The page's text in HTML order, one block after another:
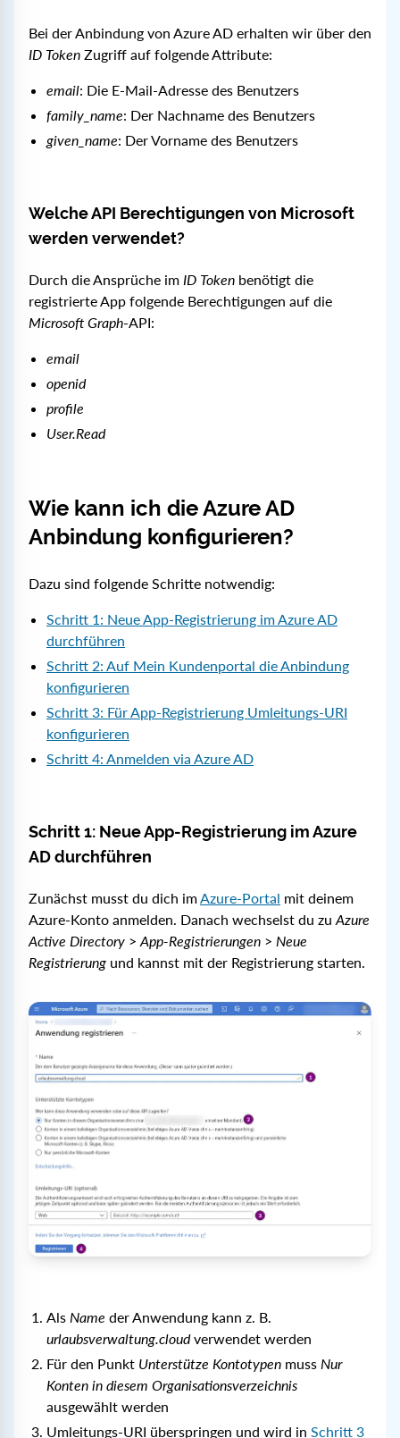
Bei der Anbindung von Azure AD erhalten wir über den
ID Token Zugriff auf folgende Attribute:
email: Die E-Mail-Adresse des Benutzers
family_name: Der Nachname des Benutzers
given_name: Der Vorname des Benutzers
Welche API Berechtigungen von Microsoft
werden verwendet?
Durch die Ansprüche im ID Token benötigt die
registrierte App folgende Berechtigungen auf die
Microsoft Graph-API:
email
openid
profile
User.Read
Wie kann ich die Azure AD
Anbindung konfigurieren?
Dazu sind folgende Schritte notwendig:
Schritt 1: Neue App-Registrierung im Azure AD
durchführen
Schritt 2: Auf Mein Kundenportal die Anbindung
konfigurieren
Schritt 3: Für App-Registrierung Umleitungs-URI
konfigurieren
Schritt 4: Anmelden via Azure AD
Schritt 1: Neue App-Registrierung im Azure
AD durchführen
Zunächst musst du dich imAzure-Portal mit deinem
Azure-Konto anmelden. Danach wechselst du zu Azure
Active Directory > App-Registrierungen > Neue
Registrierung und kannst mit der Registrierung starten.
Als Name der Anwendung kann z. B.
urlaubsverwaltung.cloudverwendet werden
Für den Punkt Unterstütze Kontotypen muss Nur
Konten in diesem Organisationsverzeichnis
ausgewählt werden
Umleitungs-URI überspringen und wird in Schritt 3